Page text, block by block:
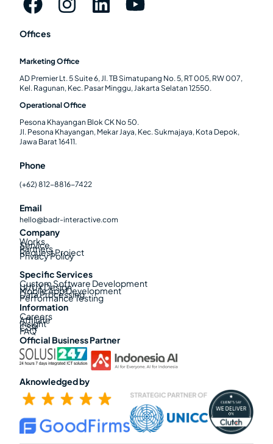
Offices
Marketing Office
AD Premier Lt. 5 Suite 6, Jl. TB Simatupang No. 5, RT 005, RW 007,
Kel. Ragunan, Kec. Pasar Minggu, Jakarta Selatan 12550.
Operational Office
Pesona Khayangan Blok CK No 50.
Jl. Pesona Khayangan, Mekar Jaya, Kec. Sukmajaya, Kota Depok,
Jawa Barat 16411.
Phone
(+62) 812-8816-7422
Email
hello@badr-interactive.com
Company
Works
Service
Partners
Request Project
Privacy Policy
Specific Services
Custom Software Development
UI/UX Design
Mobile App Development
Data Processing
Performance Testing
Information
Careers
Affiliate
Insight
CSR
FAQ
Official Business Partner
Aknowledged by